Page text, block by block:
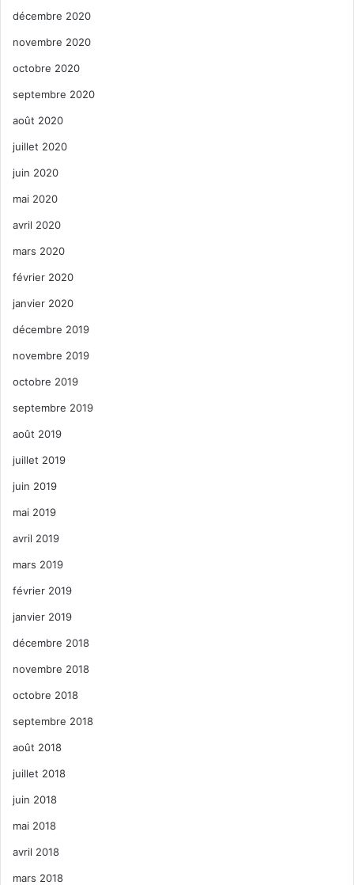
décembre 2020
novembre 2020
octobre 2020
septembre 2020
août 2020
juillet 2020
juin 2020
mai 2020
avril 2020
mars 2020
février 2020
janvier 2020
décembre 2019
novembre 2019
octobre 2019
septembre 2019
août 2019
juillet 2019
juin 2019
mai 2019
avril 2019
mars 2019
février 2019
janvier 2019
décembre 2018
novembre 2018
octobre 2018
septembre 2018
août 2018
juillet 2018
juin 2018
mai 2018
avril 2018
mars 2018